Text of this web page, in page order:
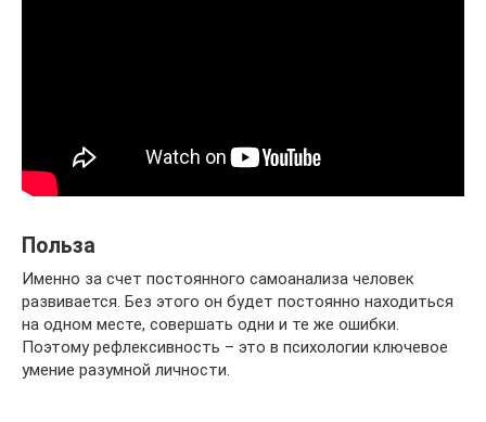
Польза
Именно за счет постоянного самоанализа человек
развивается. Без этого он будет постоянно находиться
на одном месте, совершать одни и те же ошибки.
Поэтому рефлексивность – это в психологии ключевое
умение разумной личности.